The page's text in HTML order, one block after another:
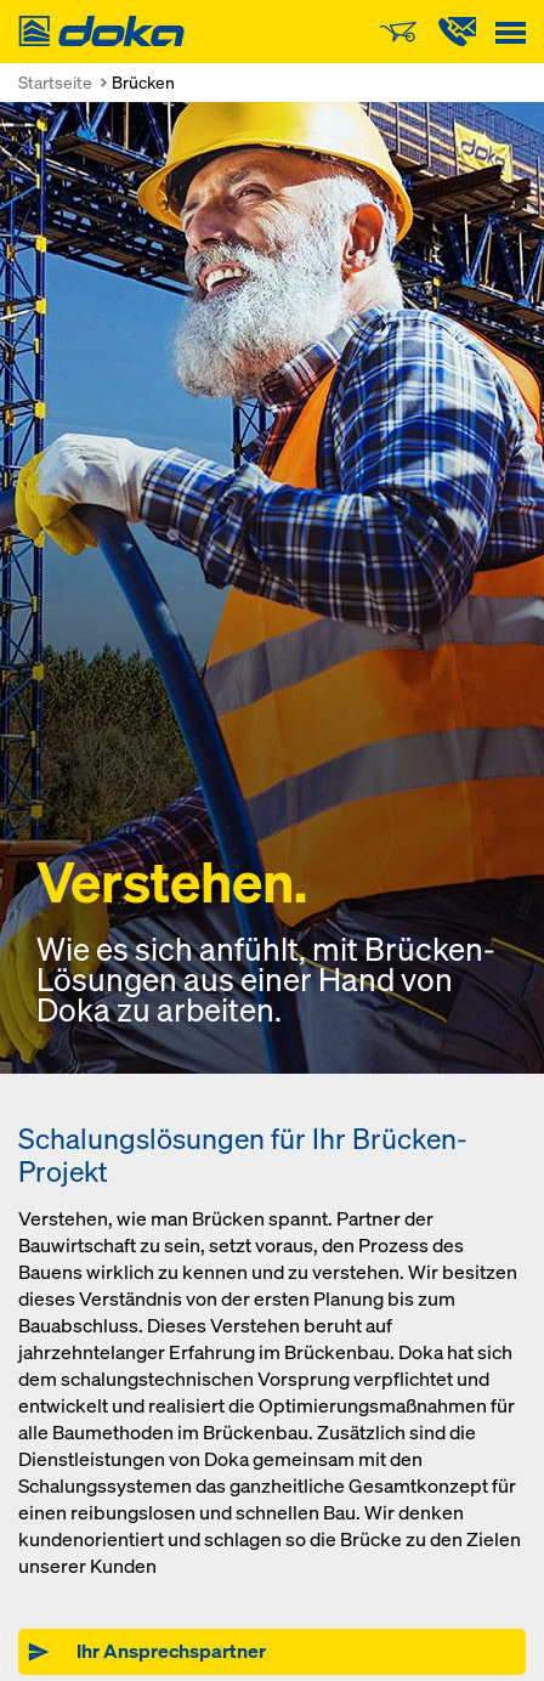
Doka
Startseite Brücken
Verstehen.
Wie es sich anfühlt, mit Brücken-
Lösungen aus einer Hand von
Doka zu arbeiten.
Schalungslösungen für Ihr Brücken-
Projekt
Verstehen, wie man Brücken spannt. Partner der
Bauwirtschaft zu sein, setzt voraus, den Prozess des
Bauens wirklich zu kennen und zu verstehen. Wir besitzen
dieses Verständnis von der ersten Planung bis zum
Bauabschluss. Dieses Verstehen beruht auf
jahrzehntelanger Erfahrung im Brückenbau. Doka hat sich
dem schalungstechnischen Vorsprung verpflichtet und
entwickelt und realisiert die Optimierungsmaßnahmen für
alle Baumethoden im Brückenbau. Zusätzlich sind die
Dienstleistungen von Doka gemeinsam mit den
Schalungssystemen das ganzheitliche Gesamtkonzept für
einen reibungslosen und schnellen Bau. Wir denken
kundenorientiert und schlagen so die Brücke zu den Zielen
unserer Kunden
Ihr Ansprechspartner